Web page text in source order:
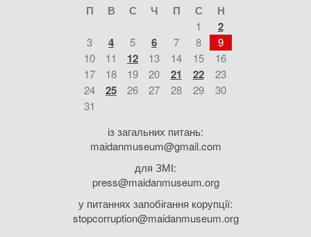
П В С Ч П С Н
1 2
3 4 5 6 7 8
9
10
11 12 13 14 15
16
17
18 19 20 21 22
23
24
25 26 27 28 29
30
31
із загальних питань:
maidanmuseum@gmail.com
для ЗМІ:
press@maidanmuseum.org
у питаннях запобігання корупції:
stopcorruption@maidanmuseum.org